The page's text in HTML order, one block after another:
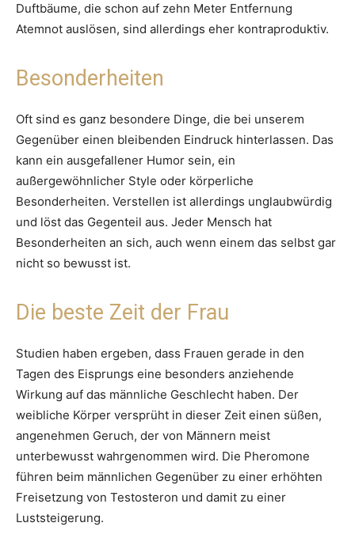
Duftbäume, die schon auf zehn Meter Entfernung
Atemnot auslösen, sind allerdings eher kontraproduktiv.
Besonderheiten
Oft sind es ganz besondere Dinge, die bei unserem
Gegenüber einen bleibenden Eindruck hinterlassen. Das
kann ein ausgefallener Humor sein, ein
außergewöhnlicher Style oder körperliche
Besonderheiten. Verstellen ist allerdings unglaubwürdig
und löst das Gegenteil aus. Jeder Mensch hat
Besonderheiten an sich, auch wenn einem das selbst gar
nicht so bewusst ist.
Die beste Zeit der Frau
Studien haben ergeben, dass Frauen gerade in den
Tagen des Eisprungs eine besonders anziehende
Wirkung auf das männliche Geschlecht haben. Der
weibliche Körper versprüht in dieser Zeit einen süßen,
angenehmen Geruch, der von Männern meist
unterbewusst wahrgenommen wird. Die Pheromone
führen beim männlichen Gegenüber zu einer erhöhten
Freisetzung von Testosteron und damit zu einer
Luststeigerung.